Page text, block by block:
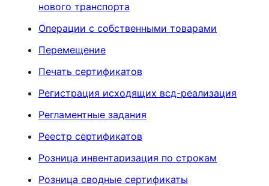
нового транспорта
Операции с собственными товарами
Перемещение
Печать сертификатов
Регистрация исходящих всд-реализация
Регламентные задания
Реестр сертификатов
Розница инвентаризация по строкам
Розница сводные сертификаты